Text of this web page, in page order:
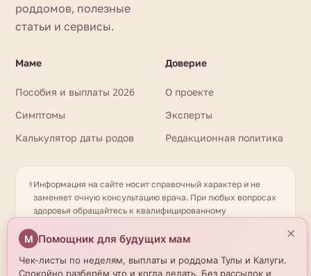
роддомов, полезные
статьи и сервисы.
Маме
Пособия и выплаты 2026
Симптомы
Калькулятор даты родов
Доверие
О проекте
Эксперты
Редакционная политика
⚕️Информация на сайте носит справочный характер и не
заменяет очную консультацию врача. При любых вопросах
здоровья обращайтесь к квалифицированному
консультация специалиста. Данные о роддомах получены
из открытых источников и могут отличаться от актуальной
информации — уточняйте по телефону. © 2026
М Помощник для будущих мам
Чек-листы по неделям, выплаты и роддома Тулы и Калуги.
Спокойно разберём что и когда делать. Без рассылок и
×